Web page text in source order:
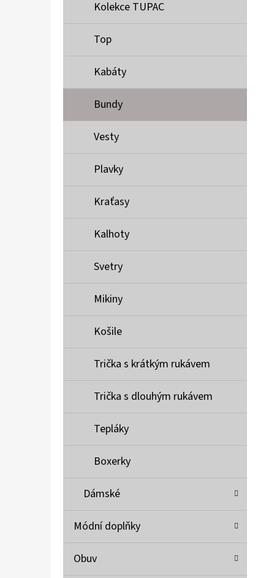
Kolekce TUPAC
Top
Kabáty
Bundy
Vesty
Plavky
Kraťasy
Kalhoty
Svetry
Mikiny
Košile
Trička s krátkým rukávem
Trička s dlouhým rukávem
Tepláky
Boxerky
Dámské
Módní doplňky
Obuv
MUSTANG PÁSEK